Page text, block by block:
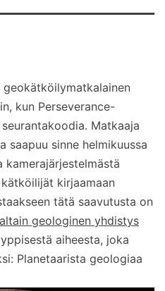
geokätköilymatkalainen
kun Perseverance-
Matkaaja
saapuu sinne helmikuussa
kamerajärjestelmästä
kirjaamaan
tätä saavutusta on
geologinen yhdistys
aiheesta, joka
Planetaarista geologiaa